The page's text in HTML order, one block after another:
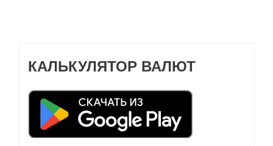
КАЛЬКУЛЯТОР ВАЛЮТ